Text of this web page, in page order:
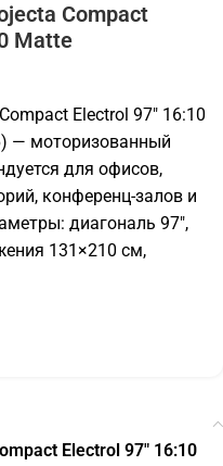
Compact
Matte
Electrol 97″ 16:10
— моторизованный
для офисов,
конференц-залов и
диагональ 97″,
131×210 см,
Electrol 97" 16:10